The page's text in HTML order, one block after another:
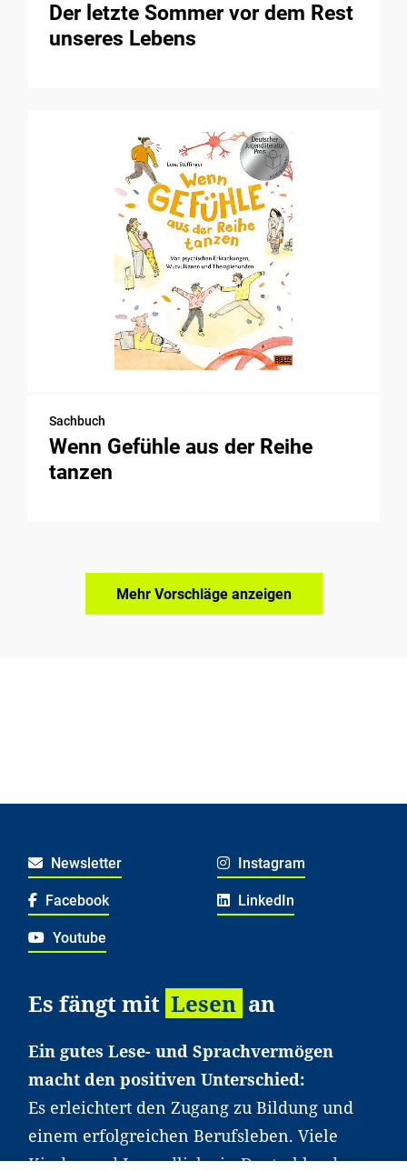
Der letzte Sommer vor dem Rest
unseres Lebens
Sachbuch
Wenn Gefühle aus der Reihe
tanzen
Mehr Vorschläge anzeigen
Newsletter Instagram
Facebook LinkedIn
Youtube
Es fängt mit Lesen an
Ein gutes Lese- und Sprachvermögen
macht den positiven Unterschied:
Es erleichtert den Zugang zu Bildung und
einem erfolgreichen Berufsleben. Viele
Kinder und Jugendliche in Deutschland